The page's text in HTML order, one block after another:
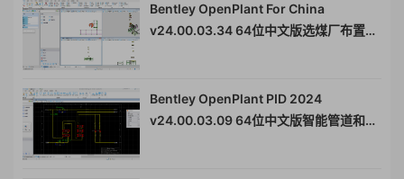
Bentley OpenPlant For China
v24.00.03.34 64位中文版选煤厂布置工
Bentley OpenPlant PID 2024
v24.00.03.09 64位中文版智能管道和仪